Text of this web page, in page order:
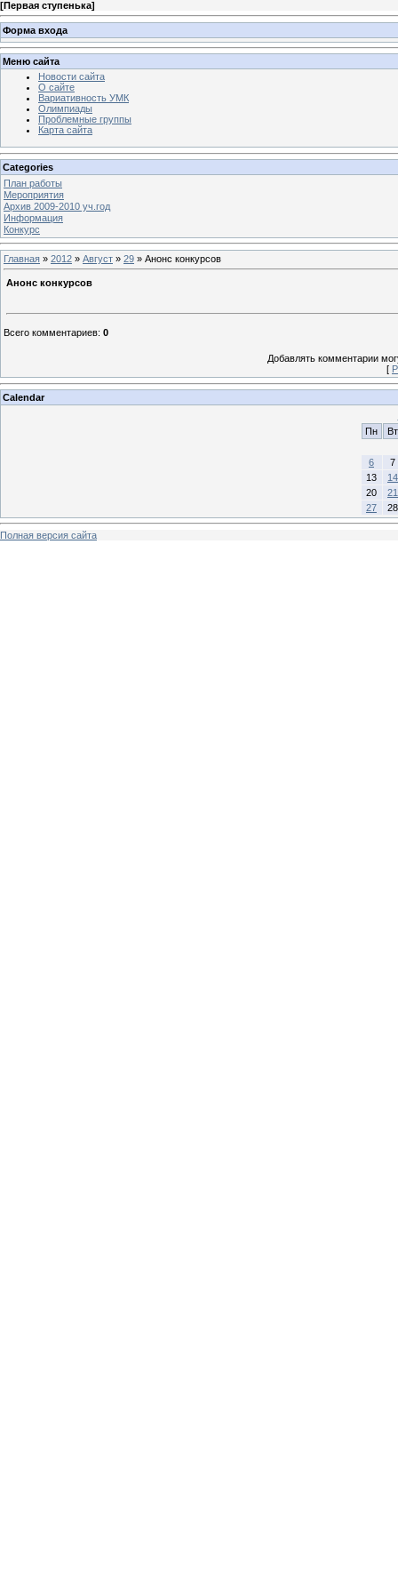
[Первая ступенька]
Форма входа
Меню сайта
Новости сайта
О сайте
Вариативность УМК
Олимпиады
Проблемные группы
Карта сайта
Categories
План работы
Мероприятия
Архив 2009-2010 уч.год
Информация
Конкурс
Главная » 2012 » Август » 29 » Анонс конкурсов
Анонс конкурсов
Всего комментариев: 0
Добавлять комментарии
[
Calendar
Пн
Вт
6
7
13
14
20
21
27
28
Полная версия сайта